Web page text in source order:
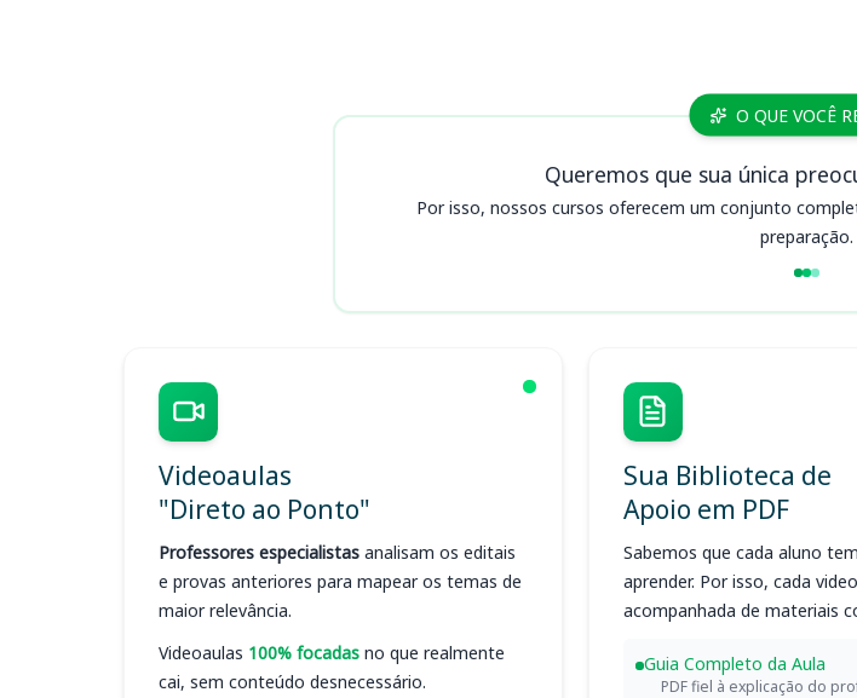
O QUE VOCÊ
Queremos que sua única
Por isso, nossos cursos oferecem um conjunto
preparação.
Videoaulas
"Direto ao Ponto"
Professores especialistas analisam os editais
e provas anteriores para mapear os temas de
maior relevância.
Videoaulas 100% focadas no que realmente
cai, sem conteúdo desnecessário.
Sua Biblioteca de
Apoio em PDF
Sabemos que cada aluno
aprender. Por isso, cada
acompanhada de materiais
Guia Completo da Aula
PDF fiel à explicação do